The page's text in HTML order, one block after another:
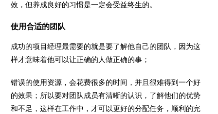
效，但养成良好的习惯是一定会受益终生的。
使用合适的团队
成功的项目经理最需要的就是要了解他自己的团队，因为这
样才意味着他可以让正确的人做正确的事；
错误的使用资源，会花费很多的时间，并且很难得到一个好
的效果；所以要对团队成员有清晰的认识，了解他们的优势
和不足，这样在工作中，才可以更好的分配任务，顺利的完